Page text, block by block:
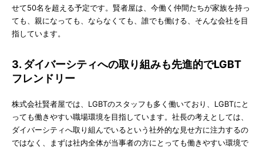
せて50名を超える予定です。賢者屋は、今働く仲間たちが家族を持っ
ても、親になっても、ならなくても、誰でも働ける、そんな会社を目
指しています。
3. ダイバーシティへの取り組みも先進的でLGBT
フレンドリー
株式会社賢者屋では、LGBTのスタッフも多く働いており、LGBTにと
っても働きやすい職場環境を目指しています。社長の考えとしては、
ダイバーシティへ取り組んでいるという社外的な見せ方に注力するの
ではなく、まずは社内全体が当事者の方にとっても働きやすい環境で